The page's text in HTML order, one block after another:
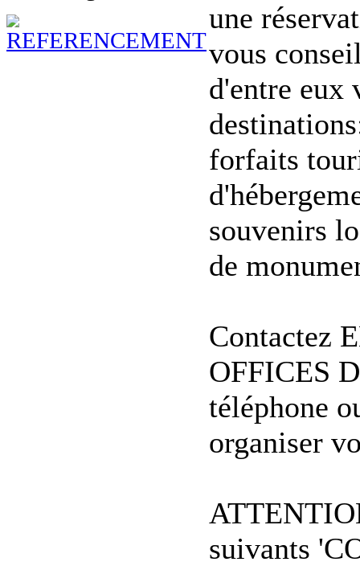
une
vous
d'entre eux
forfaits
souvenirs
de
Contactez
OFFICES
téléphone
organiser
suivants